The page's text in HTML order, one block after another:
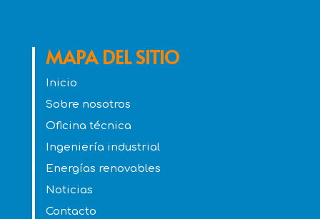
MAPA DEL SITIO
Inicio
Sobre nosotros
Oficina técnica
Ingeniería industrial
Energías renovables
Noticias
Contacto